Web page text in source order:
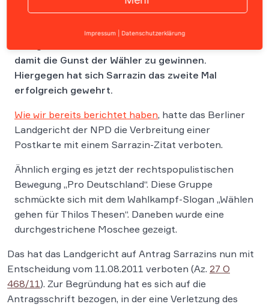
Gruppierungen aus dem rechten Milieu berufen
damit die Gunst der Wähler zu gewinnen.
Hiergegen hat sich Sarrazin das zweite Mal
erfolgreich gewehrt.
Wie wir bereits berichtet haben, hatte das Berliner
Landgericht der NPD die Verbreitung einer
Postkarte mit einem Sarrazin-Zitat verboten.
Ähnlich erging es jetzt der rechtspopulistischen
Bewegung „Pro Deutschland“. Diese Gruppe
schmückte sich mit dem Wahlkampf-Slogan „Wählen
gehen für Thilos Thesen“. Daneben wurde eine
durchgestrichene Moschee gezeigt.
Das hat das Landgericht auf Antrag Sarrazins nun mit
Entscheidung vom 11.08.2011 verboten (Az. 27 O
468/11). Zur Begründung hat es sich auf die
Antragsschrift bezogen, in der eine Verletzung des
Impressum Datenschutzerklärung